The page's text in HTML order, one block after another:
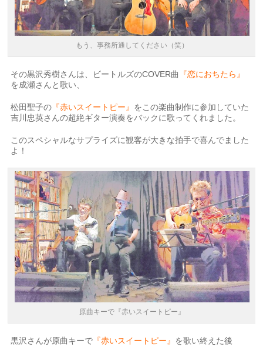
もう、事務所通してください（笑）
その黒沢秀樹さんは、ビートルズのCOVER曲
『恋におちたら』
を成瀬さんと歌い、
松田聖子の 『赤いスイートピー』 をこの楽曲制作に参加していた
吉川忠英さんの超絶ギター演奏をバックに歌ってくれました。
このスペシャルなサプライズに観客が大きな拍手で喜んでました
よ！
原曲キーで『赤いスイートピー』
黒沢さんが原曲キーで 『赤いスイートピー』 を歌い終えた後